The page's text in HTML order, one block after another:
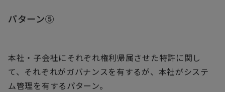
パターン⑤
本社・子会社にそれぞれ権利帰属させた特許に関し
て、それぞれがガバナンスを有するが、本社がシステ
ム管理を有するパターン。